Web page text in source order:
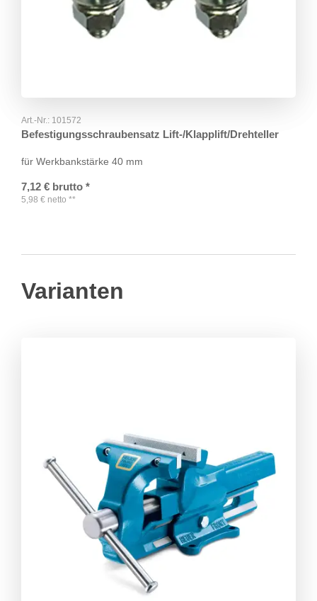
Art.-Nr.: 101572
Befestigungsschraubensatz Lift-/Klapplift/Drehteller
für Werkbankstärke 40 mm
7,12 € brutto *
5,98 € netto **
Varianten